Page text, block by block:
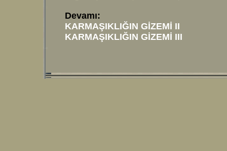
Devamı:
KARMAŞIKLIĞIN GİZEMİ II
KARMAŞIKLIĞIN GİZEMİ III